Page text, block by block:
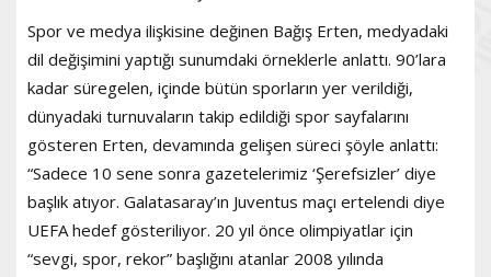
Spor ve medya ilişkisine değinen Bağış Erten, medyadaki
dil değişimini yaptığı sunumdaki örneklerle anlattı. 90’lara
kadar süregelen, içinde bütün sporların yer verildiği,
dünyadaki turnuvaların takip edildiği spor sayfalarını
gösteren Erten, devamında gelişen süreci şöyle anlattı:
“Sadece 10 sene sonra gazetelerimiz ‘Şerefsizler’ diye
başlık atıyor. Galatasaray’ın Juventus maçı ertelendi diye
UEFA hedef gösteriliyor. 20 yıl önce olimpiyatlar için
“sevgi, spor, rekor” başlığını atanlar 2008 yılında